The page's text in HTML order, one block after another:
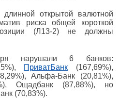
открытой валютной
риска общей короткой
(Л13-2) не должны
нарушали 6 банков:
ПриватБанк (167,69%),
Альфа-Банк (20,81%),
Ощадбанк (87,88%), но
(70,83%).